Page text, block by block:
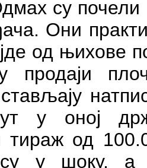
су
Они
од њихове
продаји
у оној
тираж од
у шоку, а